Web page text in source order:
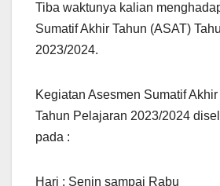
Tiba waktunya kalian
Sumatif Akhir Tahun (ASAT)
2023/2024.
Kegiatan Asesmen Sumatif
Tahun Pelajaran 2023/2024
pada :
Hari : Senin sampai Rabu